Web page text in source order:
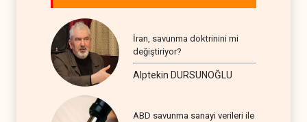
İran, savunma doktrinini mi
değiştiriyor?
Alptekin DURSUNOĞLU
ABD savunma sanayi verileri ile